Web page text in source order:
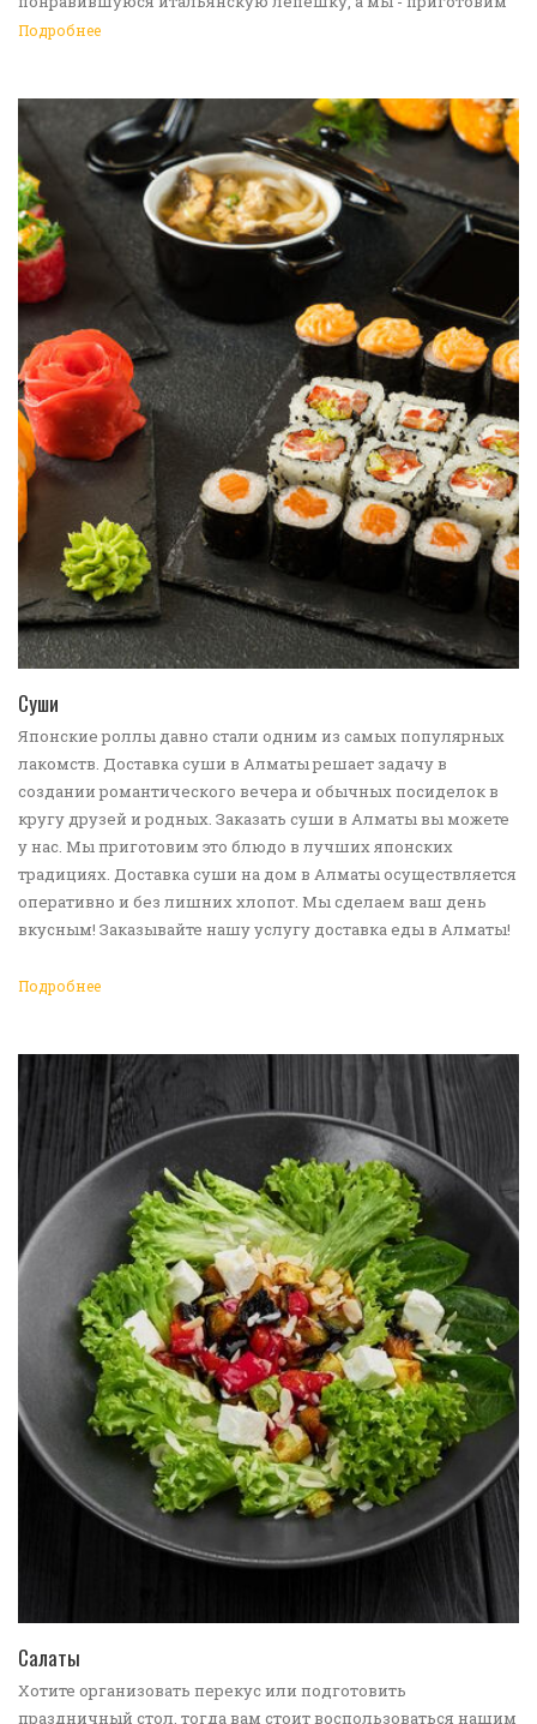
ее в лучших традициях. Доставка еды в Алматы -
Подробнее
Суши
Японские роллы давно стали одним из самых популярных
лакомств. Доставка суши в Алматы решает задачу в
создании романтического вечера и обычных посиделок в
кругу друзей и родных. Заказать суши в Алматы вы можете
у нас. Мы приготовим это блюдо в лучших японских
традициях. Доставка суши на дом в Алматы осуществляется
оперативно и без лишних хлопот. Мы сделаем ваш день
вкусным! Заказывайте нашу услугу доставка еды в Алматы!
Подробнее
Салаты
Хотите организовать перекус или подготовить
праздничный стол, тогда вам стоит воспользоваться нашим